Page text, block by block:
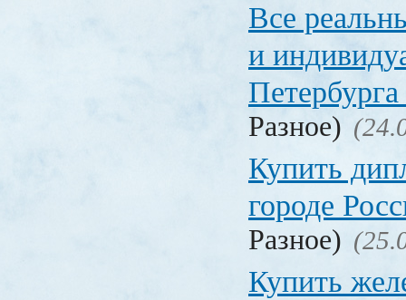
Все
и
Петербурга
Разное)
Купить
городе
Разное)
Купить